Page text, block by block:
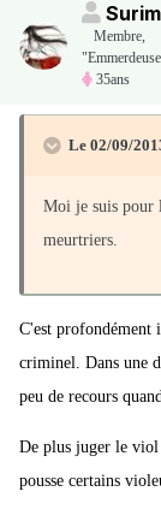
Membre,
35ans
Le 02/09/
Moi je suis pour
meurtriers.
C'est profondément
criminel. Dans une
peu de recours
De plus juger le
pousse certains